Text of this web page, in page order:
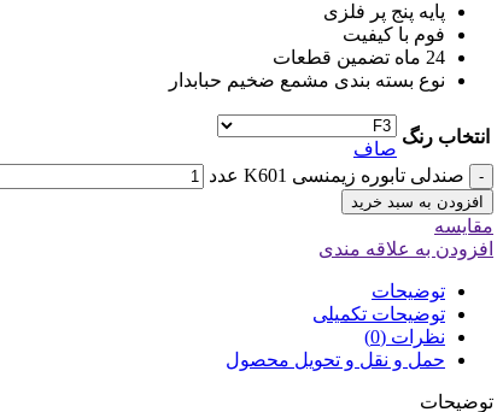
پایه پنج پر فلزی
فوم با کیفیت
24 ماه تضمین قطعات
نوع بسته بندی مشمع ضخیم حبابدار
انتخاب رنگ
صاف
- صندلی تابوره زیمنسی K601 عدد
افزودن به سبد خرید
مقایسه
افزودن به علاقه مندی
توضیحات
توضیحات تکمیلی
نظرات (0)
حمل و نقل و تحویل محصول
توضیحات